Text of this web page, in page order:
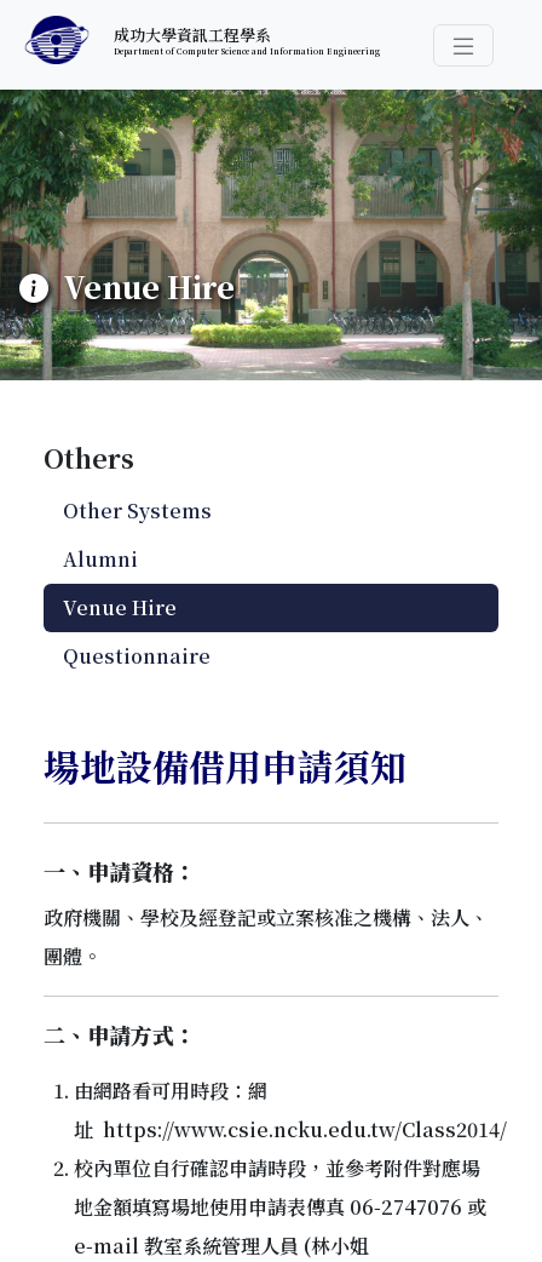
跳至中央內容區塊
成功大學資訊工程學系
Department of Computer Science and Information Engineering
導覽選
:::
Venue Hire
Others
Other Systems
Alumni
Venue Hire
Questionnaire
場地設備借用申請須知
一、申請資格：
政府機關、學校及經登記或立案核准之機構、法人、
團體。
二、申請方式：
由網路看可用時段：網
址 https://www.csie.ncku.edu.tw/Class2014/
校內單位自行確認申請時段，並參考附件對應場
地金額填寫場地使用申請表傳真 06-2747076 或
e-mail 教室系統管理人員 (林小姐